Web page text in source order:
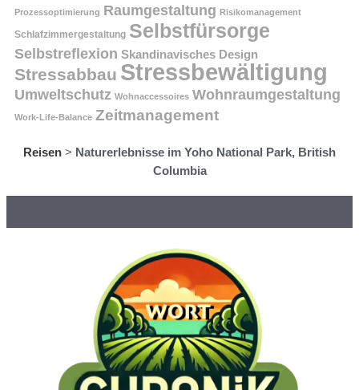
Prozessoptimierung Raumgestaltung Risikomanagement
Schlafzimmergestaltung Selbstfürsorge
Selbstreflexion Skandinavisches Design
Stressabbau Stressbewältigung
Umweltschutz Wohnaccessoires Wohnraumgestaltung
Work-Life-Balance Zeitmanagement
Reisen > Naturerlebnisse im Yoho National Park, British
Columbia